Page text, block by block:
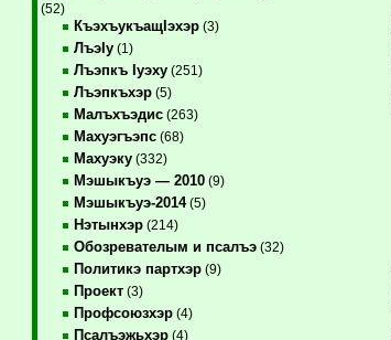
(52)
КъэхъукъащIэхэр(3)
ЛъэIу(1)
Лъэпкъ Iуэху(251)
Лъэпкъхэр(5)
Малъхъэдис(263)
Махуэгъэпс(68)
Махуэку(332)
Мэшыкъуэ — 2010(9)
Мэшыкъуэ-2014(5)
Нэтынхэр(214)
Обозревателым и псалъэ(32)
Политикэ партхэр(9)
Проект(3)
Профсоюзхэр(4)
Псалъэжьхэр(4)